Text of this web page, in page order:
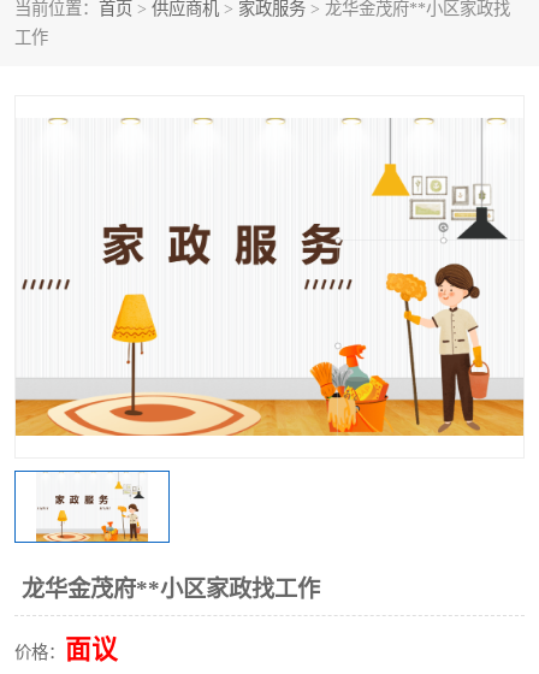
当前位置： 首页 > 供应商机 > 家政服务 > 龙华金茂府**小区家政找
工作
龙华金茂府**小区家政找工作
价格： 面议